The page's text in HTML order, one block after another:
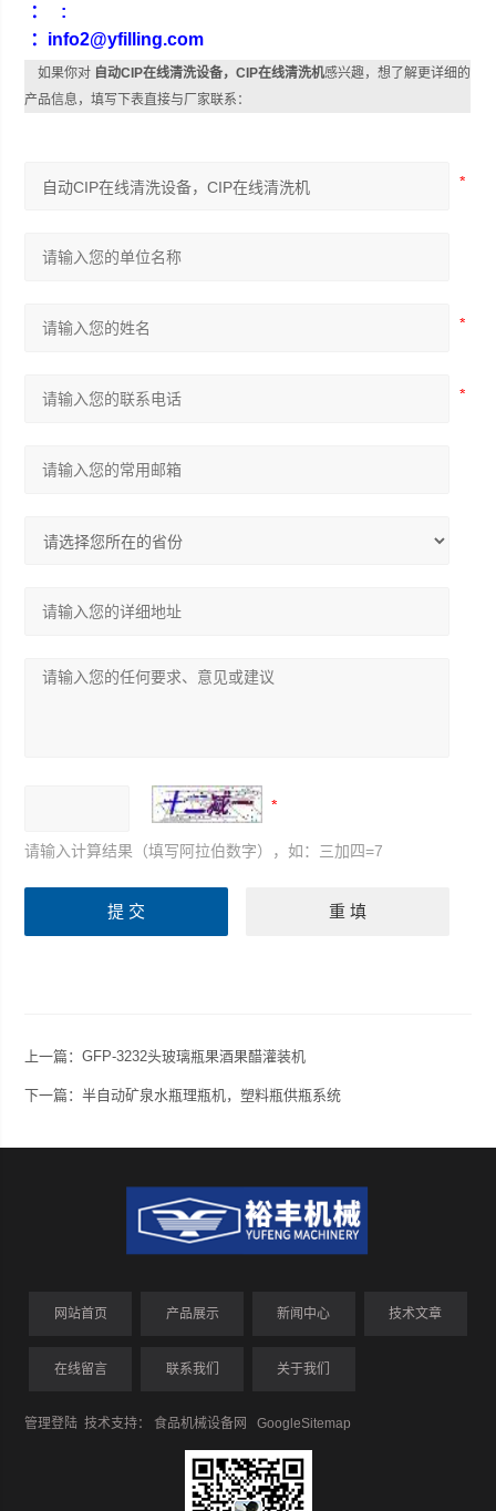
： :
：info2@yfilling.com
如果你对 自动CIP在线清洗设备，CIP在线清洗机感兴趣，想了解更详细的
产品信息，填写下表直接与厂家联系：
请输入计算结果（填写阿拉伯数字），如：三加四=7
上一篇：GFP-3232头玻璃瓶果酒果醋灌装机
下一篇：半自动矿泉水瓶理瓶机，塑料瓶供瓶系统
网站首页 产品展示 新闻中心 技术文章
在线留言 联系我们 关于我们
管理登陆 技术支持：食品机械设备网 GoogleSitemap